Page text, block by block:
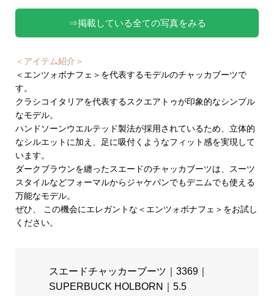
⇒掲載している全ての写真をみる
＜アイテム紹介＞
＜エンツォボナフェ＞を代表するモデルのチャッカブーツで
す。
クラシコイタリアを代表するスクエアトゥが印象的なシンプル
なモデル。
ハンドソーンウエルテッド製法が採用されているため、立体的
なシルエットに加え、足に吸付くようなフィット感を実現して
います。
ダークブラウンを纏ったスエードのチャッカブーツは、スーツ
スタイルなどフォーマルからジャケパンでもデニムでも使える
万能なモデル。
ぜひ、 この機会にエレガントな＜エンツォボナフェ＞をお試し
ください。
スエードチャッカーブーツ｜3369｜
SUPERBUCK HOLBORN｜5.5